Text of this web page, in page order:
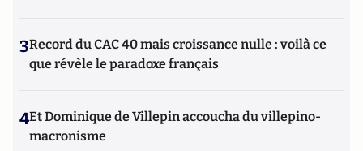
3Record du CAC 40 mais croissance nulle : voilà ce
que révèle le paradoxe français
4Et Dominique de Villepin accoucha du villepino-
macronisme